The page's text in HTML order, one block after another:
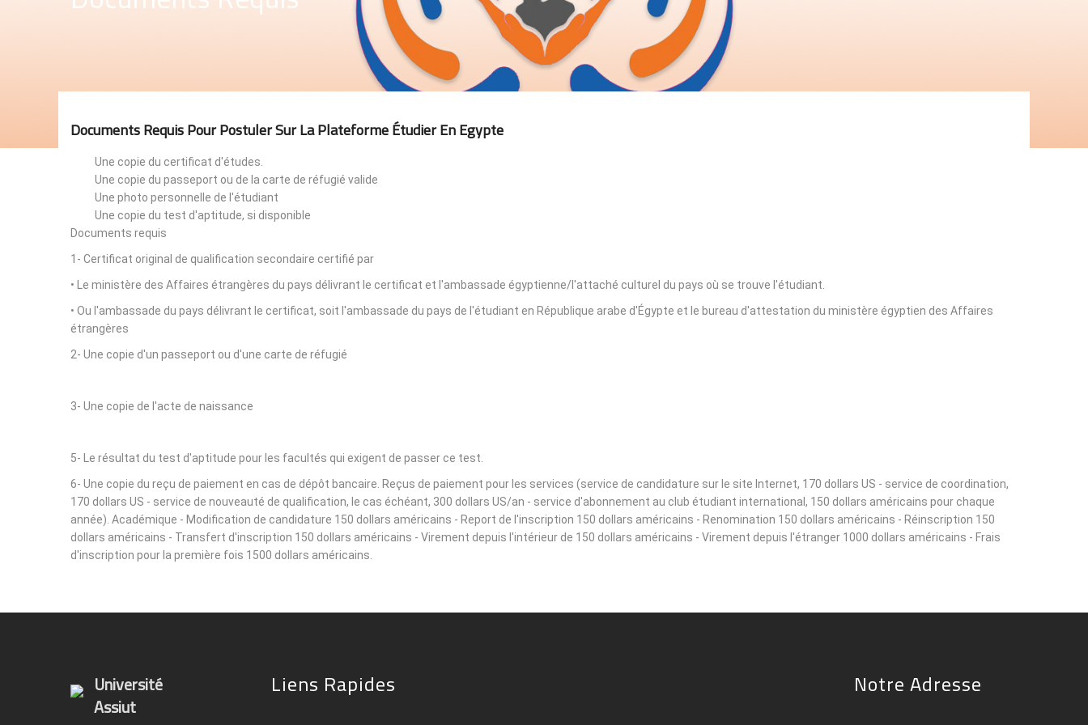
Documents Requis Pour Postuler Sur La Plateforme Étudier En Egypte
Une copie du certificat d'études.
Une copie du passeport ou de la carte de réfugié valide
Une photo personnelle de l'étudiant
Une copie du test d'aptitude, si disponible
Documents requis
1- Certificat original de qualification secondaire certifié par
• Le ministère des Affaires étrangères du pays délivrant le certificat et l'ambassade égyptienne/l'attaché culturel du pays où se trouve l'étudiant.
• Ou l'ambassade du pays délivrant le certificat, soit l'ambassade du pays de l'étudiant en République arabe d'Égypte et le bureau d'attestation du ministère égyptien des Affaires
étrangères
2- Une copie d'un passeport ou d'une carte de réfugié
3- Une copie de l'acte de naissance
5- Le résultat du test d'aptitude pour les facultés qui exigent de passer ce test.
6- Une copie du reçu de paiement en cas de dépôt bancaire. Reçus de paiement pour les services (service de candidature sur le site Internet, 170 dollars US - service de coordination,
170 dollars US - service de nouveauté de qualification, le cas échéant, 300 dollars US/an - service d'abonnement au club étudiant international, 150 dollars américains pour chaque
année). Académique - Modification de candidature 150 dollars américains - Report de l'inscription 150 dollars américains - Renomination 150 dollars américains - Réinscription 150
dollars américains - Transfert d'inscription 150 dollars américains - Virement depuis l'intérieur de 150 dollars américains - Virement depuis l'étranger 1000 dollars américains - Frais
d'inscription pour la première fois 1500 dollars américains.
Université
Assiut
Liens Rapides Notre Adresse